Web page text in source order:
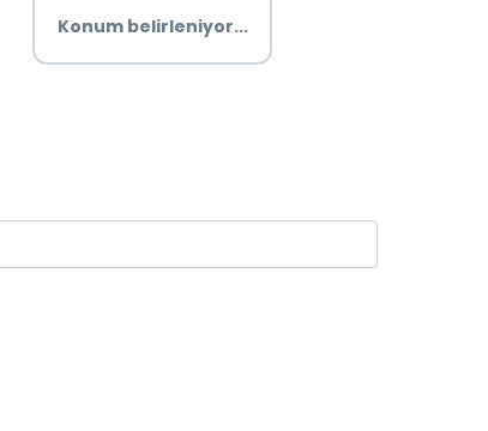
Konum belirleniyor...